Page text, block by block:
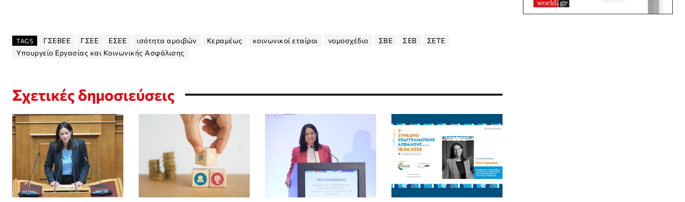
TAGS ΓΣΕΒΕΕ ΓΣΕΕ ΕΣΕΕ ισότητα αμοιβών Κεραμέως κοινωνικοί εταίροι νομοσχέδιο ΣΒΕ ΣΕΒ
ΣΕΤΕ
Υπουργείο Εργασίας και Κοινωνικής Ασφάλισης
Σχετικές δημοσιεύσεις